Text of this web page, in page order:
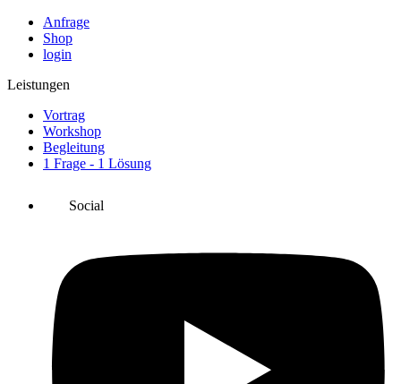
Anfrage
Shop
login
Leistungen
Vortrag
Workshop
Begleitung
1 Frage - 1 Lösung
Social